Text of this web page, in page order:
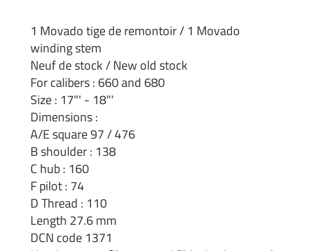
1 Movado tige de remontoir / 1 Movado
winding stem
Neuf de stock / New old stock
For calibers : 660 and 680
Size : 17"' - 18"'
Dimensions :
A/E square 97 / 476
B shoulder : 138
C hub : 160
F pilot : 74
D Thread : 110
Length 27.6 mm
DCN code 1371